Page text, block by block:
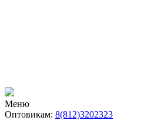
Меню
Оптовикам: 8(812)3202323